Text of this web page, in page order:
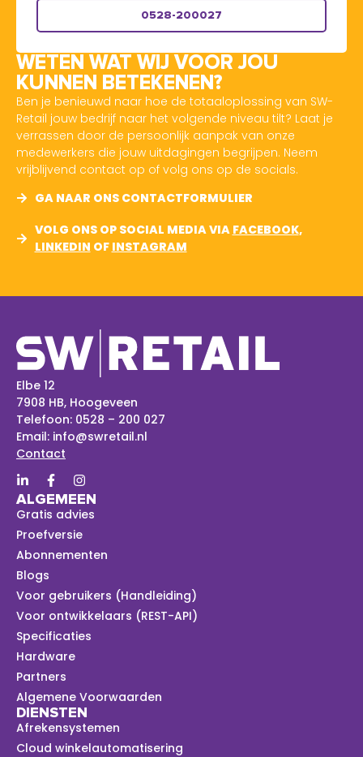
0528-200027
WETEN WAT WIJ VOOR JOU
KUNNEN BETEKENEN?
Ben je benieuwd naar hoe de totaaloplossing van SW-
Retail jouw bedrijf naar het volgende niveau tilt? Laat je
verrassen door de persoonlijk aanpak van onze
medewerkers die jouw uitdagingen begrijpen. Neem
vrijblijvend contact op of volg ons op de socials.
GA NAAR ONS CONTACTFORMULIER
VOLG ONS OP SOCIAL MEDIA VIA FACEBOOK,
LINKEDIN OF INSTAGRAM
Elbe 12
7908 HB, Hoogeveen
Telefoon: 0528 – 200 027
Email: info@swretail.nl
Contact
DIENSTEN
Afrekensystemen
Cloud winkelautomatisering
ALGEMEEN
Gratis advies
Proefversie
Abonnementen
Blogs
Voor gebruikers (Handleiding)
Voor ontwikkelaars (REST-API)
Specificaties
Hardware
Partners
Algemene Voorwaarden